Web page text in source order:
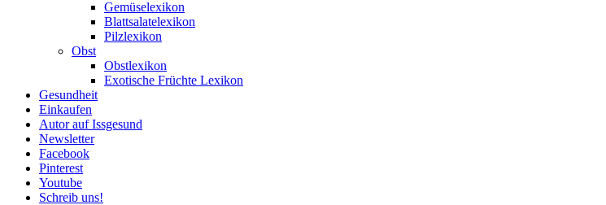
Gemüselexikon
Blattsalatelexikon
Pilzlexikon
Obst
Obstlexikon
Exotische Früchte Lexikon
Gesundheit
Einkaufen
Autor auf Issgesund
Newsletter
Facebook
Pinterest
Youtube
Schreib uns!